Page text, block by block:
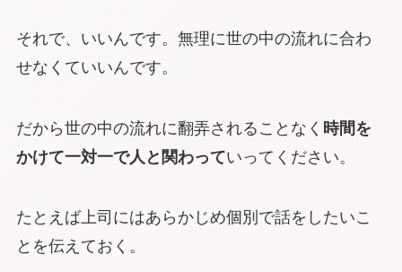
それで、いいんです。無理に世の中の流れに合わ
せなくていいんです。
だから世の中の流れに翻弄されることなく 時間を
かけて一対一で人と関わっていってください。
たとえば上司にはあらかじめ個別で話をしたいこ
とを伝えておく。